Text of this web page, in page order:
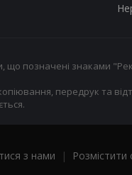
що позначені знаками
передрук та
з нами | Розмістити